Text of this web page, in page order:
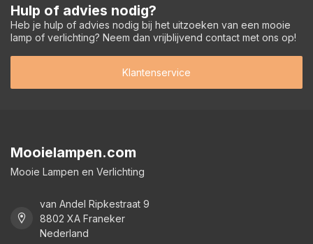
Hulp of advies nodig?
Heb je hulp of advies nodig bij het uitzoeken van een mooie
lamp of verlichting? Neem dan vrijblijvend contact met ons op!
Klantenservice
Mooielampen.com
Mooie Lampen en Verlichting
van Andel Ripkestraat 9
8802 XA Franeker
Nederland